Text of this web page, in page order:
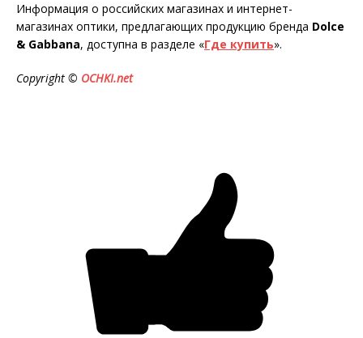
Информация о российских магазинах и интернет-
магазинах оптики, предлагающих продукцию бренда Dolce
& Gabbana, доступна в разделе «Где купить».
Copyright © OCHKI.net